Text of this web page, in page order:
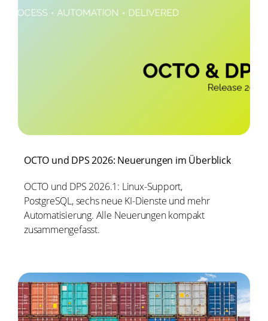
OCTO und DPS 2026: Neuerungen im Überblick
OCTO und DPS 2026.1: Linux-Support,
PostgreSQL, sechs neue KI-Dienste und mehr
Automatisierung. Alle Neuerungen kompakt
zusammengefasst.